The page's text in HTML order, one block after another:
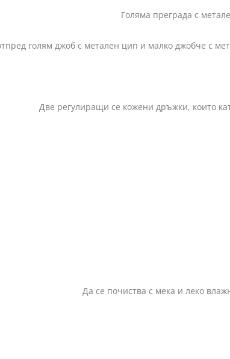
Голяма преграда с
голям джоб с метален цип и малко джобче с
Две регулиращи се кожени дръжки, които като
Да се почиства с мека и леко